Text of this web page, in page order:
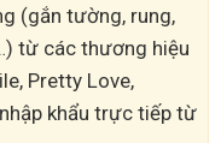
(gắn tường, rung,
từ các thương hiệu
Pretty Love,
khẩu trực tiếp từ